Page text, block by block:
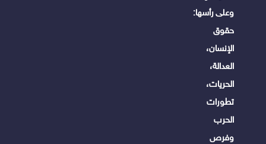
وعلى رأسها:
حقوق
الإنسان،
العدالة،
الحريات،
تطورات
الحرب
وفرص